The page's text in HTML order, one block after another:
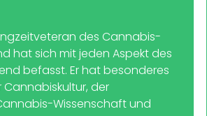
des Cannabis-
hat sich mit jeden Aspekt des
befasst. Er hat besonderes
der
Wissenschaft und